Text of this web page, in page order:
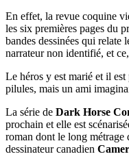
En effet, la revue coquine
les six premières pages du
bandes dessinées qui relate
narrateur non identifié, et
Le héros y est marié et il
pilules, mais un ami
La série de Dark Horse
prochain et elle est
roman dont le long métrage
dessinateur canadien